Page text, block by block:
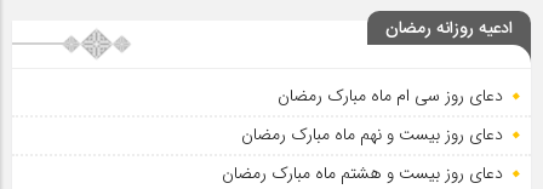
ادعیه روزانه رمضان
دعای روز سی ام ماه مبارک رمضان
دعای روز بیست و نهم ماه مبارک رمضان
دعای روز بیست و هشتم ماه مبارک رمضان